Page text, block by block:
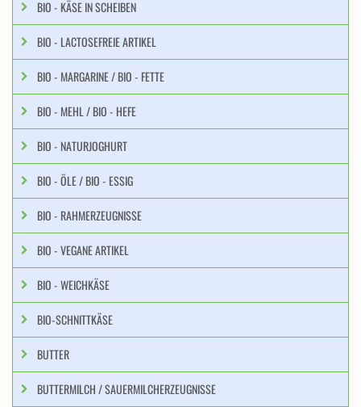
BIO - KÄSE IN SCHEIBEN
BIO - LACTOSEFREIE ARTIKEL
BIO - MARGARINE / BIO - FETTE
BIO - MEHL / BIO - HEFE
BIO - NATURJOGHURT
BIO - ÖLE / BIO - ESSIG
BIO - RAHMERZEUGNISSE
BIO - VEGANE ARTIKEL
BIO - WEICHKÄSE
BIO-SCHNITTKÄSE
BUTTER
BUTTERMILCH / SAUERMILCHERZEUGNISSE